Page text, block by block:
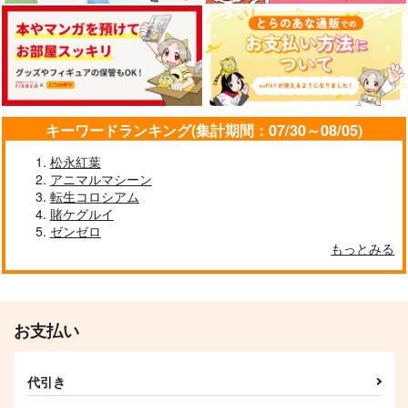
キーワードランキング(集計期間：07/30～08/05)
松永紅葉
アニマルマシーン
転生コロシアム
賭ケグルイ
ゼンゼロ
もっとみる
お支払い
代引き